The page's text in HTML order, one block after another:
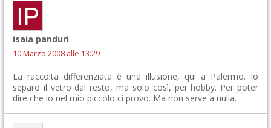
isaia panduri
10 Marzo 2008 alle 13:29
La raccolta differenziata è una illusione, qui a Palermo. Io
separo il vetro dal resto, ma solo così, per hobby. Per poter
dire che io nel mio piccolo ci provo. Ma non serve a nulla.